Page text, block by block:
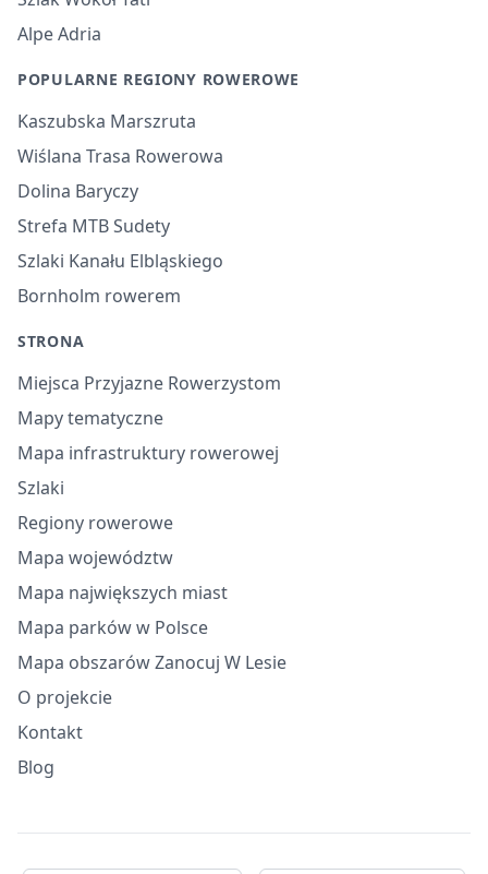
Alpe Adria
POPULARNE REGIONY ROWEROWE
Kaszubska Marszruta
Wiślana Trasa Rowerowa
Dolina Baryczy
Strefa MTB Sudety
Szlaki Kanału Elbląskiego
Bornholm rowerem
STRONA
Miejsca Przyjazne Rowerzystom
Mapy tematyczne
Mapa infrastruktury rowerowej
Szlaki
Regiony rowerowe
Mapa województw
Mapa największych miast
Mapa parków w Polsce
Mapa obszarów Zanocuj W Lesie
O projekcie
Kontakt
Blog